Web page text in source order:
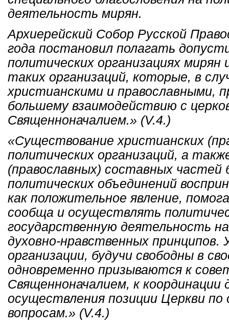
деятельность мирян.
Архиерейский Собор Русской
года постановил полагать
политических организациях мирян
таких организаций, которые, в
христианскими и православными,
большему взаимодействию с
Священноначалием.» (V.4.)
«Существование христианских
политических организаций, а
(православных) составных частей
политических объединений
как положительное явление,
сообща и осуществлять
государственную деятельность
духовно-нравственных
организации, будучи свободны в
одновременно призываются к
Священноначалием, к координации
осуществления позиции Церкви
вопросам.» (V.4.)